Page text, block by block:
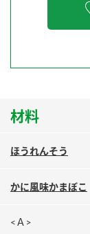
スペシャルサ
納豆の豆知識
鍋奉行マニュ
ロングセラー
よくあるご質問
ミツカン
材料
ほうれんそう
かに風味かまぼこ
<Ａ>